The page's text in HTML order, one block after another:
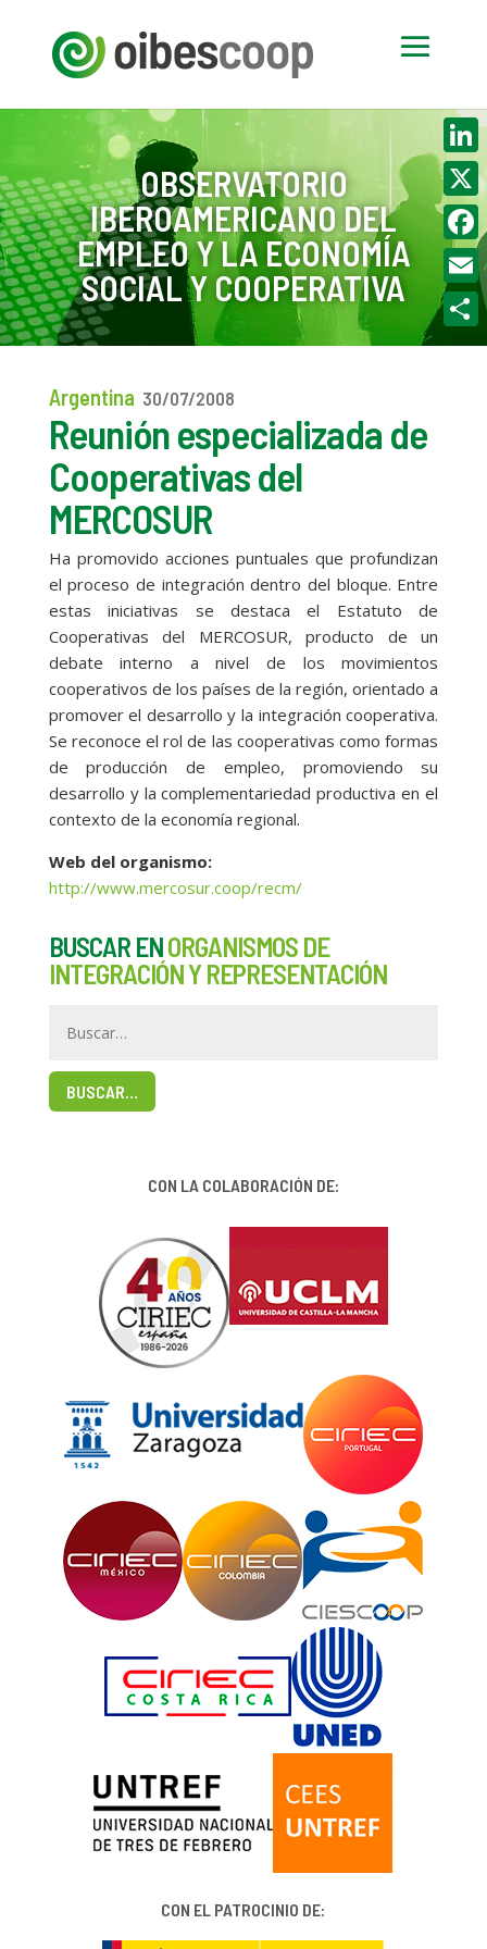
OBSERVATORIO
IBEROAMERICANO DEL
EMPLEO Y LA ECONOMÍA
SOCIAL Y COOPERATIVA
Argentina 30/07/2008
Reunión especializada de
Cooperativas del
MERCOSUR
Ha promovido acciones puntuales que profundizan
el proceso de integración dentro del bloque. Entre
estas iniciativas se destaca el Estatuto de
Cooperativas del MERCOSUR, producto de un
debate interno a nivel de los movimientos
cooperativos de los países de la región, orientado a
promover el desarrollo y la integración cooperativa.
Se reconoce el rol de las cooperativas como formas
de producción de empleo, promoviendo su
desarrollo y la complementariedad productiva en el
contexto de la economía regional.
Web del organismo:
http://www.mercosur.coop/recm/
BUSCAR ENORGANISMOS DE
INTEGRACIÓN Y REPRESENTACIÓN
BUSCAR…
CON LA COLABORACIÓN DE:
CON EL PATROCINIO DE:
X
Email